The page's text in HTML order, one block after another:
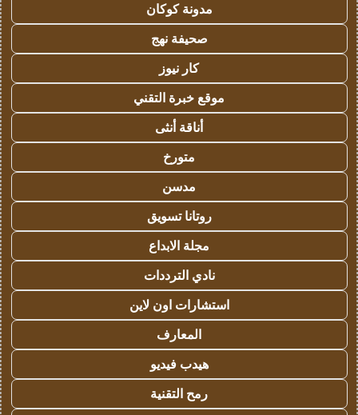
مدونة كوكان
صحيفة نهج
كار نيوز
موقع خبرة التقني
أناقة أنثى
متورخ
مدسن
روتانا تسويق
مجلة الابداع
نادي الترددات
استشارات اون لاين
المعارف
هيدب فيديو
رمح التقنية